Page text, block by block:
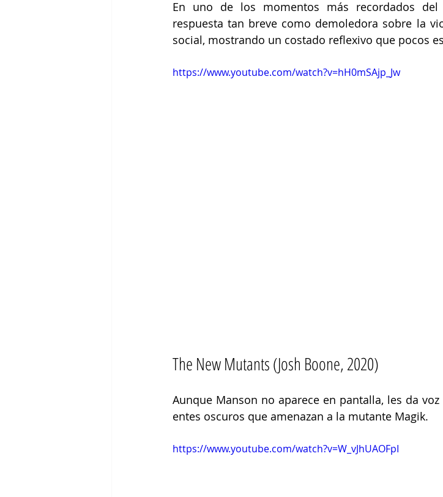
En uno de los momentos más recordados del
respuesta tan breve como demoledora sobre la
social, mostrando un costado reflexivo que pocos
https://www.youtube.com/watch?v=hH0mSAjp_Jw
The New Mutants (Josh Boone, 2020)
Aunque Manson no aparece en pantalla, les da
entes oscuros que amenazan a la mutante Magik.
https://www.youtube.com/watch?v=W_vJhUAOFpI